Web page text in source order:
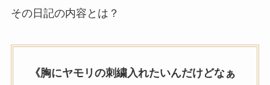
その日記の内容とは？
《胸にヤモリの刺繍入れたいんだけどなぁ